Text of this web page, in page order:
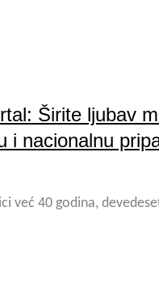
Širite ljubav
i nacionalnu
već 40 godina,